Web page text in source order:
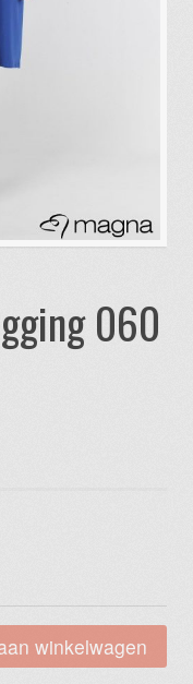
060
winkelwagen